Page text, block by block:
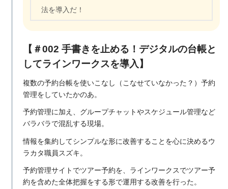
法を導入だ！
【＃002 手書きを止める！デジタルの台帳と
してラインワークスを導入】
複数の予約台帳を使いこなし（こなせていなかった？）予約
管理をしていたかのあ。
予約管理に加え、グループチャットやスケジュール管理など
バラバラで混乱する現場。
情報を集約してシンプルな形に改善することを心に決めるウ
ラカタ職員スズキ。
予約管理サイトでツアー予約を、ラインワークスでツアー予
約を含めた全体把握をする形で運用する改善を行った。